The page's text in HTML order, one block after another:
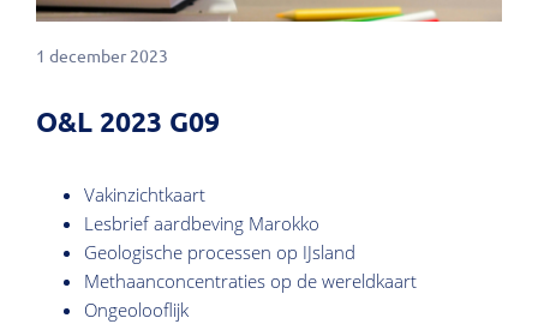
1 december 2023
O&L 2023 G09
Vakinzichtkaart
Lesbrief aardbeving Marokko
Geologische processen op IJsland
Methaanconcentraties op de wereldkaart
Ongeolooflijk